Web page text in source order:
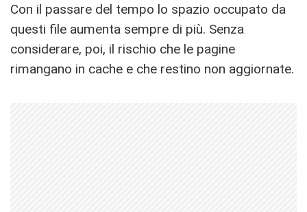
Con il passare del tempo lo spazio occupato da
questi file aumenta sempre di più. Senza
considerare, poi, il rischio che le pagine
rimangano in cache e che restino non aggiornate.